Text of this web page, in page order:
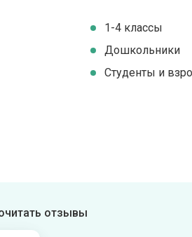
1-4 классы
Дошкольники
Студенты и
отзывы